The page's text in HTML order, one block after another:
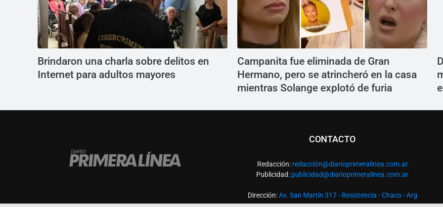
Brindaron una charla sobre delitos en
Internet para adultos mayores
Campanita fue eliminada de Gran
Hermano, pero se atrincheró en la casa
mientras Solange explotó de furia
CONTACTO
Redacción: redacción@diarioprimeralinea.com.ar
Publicidad: publicidad@diarioprimeralinea.com.ar
Dirección:Av. San Martín 317 - Resistencia - Chaco - Arg